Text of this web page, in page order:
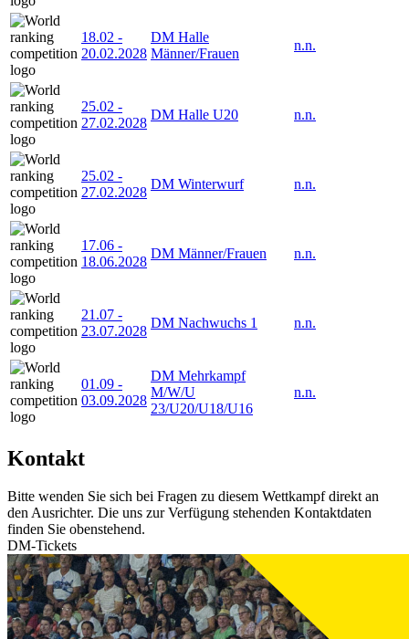
18.02 -
20.02.2028
DM Halle
Männer/Frauen
n.n.
25.02 -
27.02.2028
DM Halle U20 n.n.
25.02 -
27.02.2028
DM Winterwurf n.n.
17.06 -
18.06.2028
DM Männer/Frauen n.n.
21.07 -
23.07.2028
DM Nachwuchs 1 n.n.
01.09 -
03.09.2028
DM Mehrkampf
M/W/U
23/U20/U18/U16
n.n.
Kontakt
Bitte wenden Sie sich bei Fragen zu diesem Wettkampf direkt an
den Ausrichter. Die uns zur Verfügung stehenden Kontaktdaten
finden Sie obenstehend.
DM-Tickets